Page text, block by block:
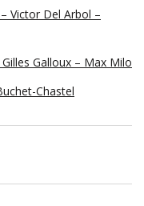
Victor Del Arbol –
Galloux – Max Milo
Chastel